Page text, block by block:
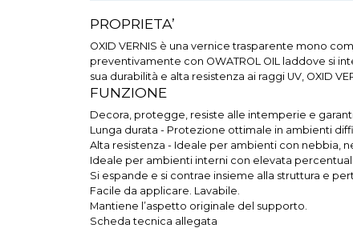
PROPRIETA’
OXID VERNIS è una vernice trasparente mono
preventivamente con OWATROL OIL laddove si
sua durabilità e alta resistenza ai raggi UV, OXID
FUNZIONE
Decora, protegge, resiste alle intemperie e
Lunga durata - Protezione ottimale in ambienti
Alta resistenza - Ideale per ambienti con nebbia,
Ideale per ambienti interni con elevata
Si espande e si contrae insieme alla struttura e
Facile da applicare. Lavabile.
Mantiene l’aspetto originale del supporto.
Scheda tecnica allegata